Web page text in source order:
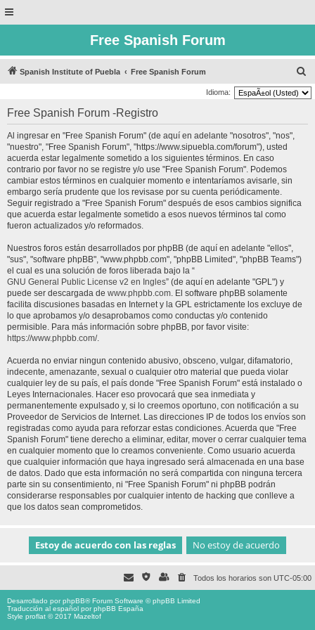
Free Spanish Forum
Spanish Institute of Puebla Free Spanish Forum
u
Idioma:
Free Spanish Forum -Registro
Al ingresar en "Free Spanish Forum" (de aquí en adelante "nosotros", "nos",
"nuestro", "Free Spanish Forum", "https://www.sipuebla.com/forum"), usted
acuerda estar legalmente sometido a los siguientes términos. En caso
contrario por favor no se registre y/o use "Free Spanish Forum". Podemos
cambiar estos términos en cualquier momento e intentaríamos avisarle, sin
embargo sería prudente que los revisase por su cuenta periódicamente.
Seguir registrado a "Free Spanish Forum" después de esos cambios significa
que acuerda estar legalmente sometido a esos nuevos términos tal como
fueron actualizados y/o reformados.
Nuestros foros están desarrollados por phpBB (de aquí en adelante "ellos",
"sus", "software phpBB", "www.phpbb.com", "phpBB Limited", "phpBB Teams")
el cual es una solución de foros liberada bajo la “
GNU General Public License v2 en Ingles” (de aquí en adelante "GPL") y
puede ser descargada de www.phpbb.com. El software phpBB solamente
facilita discusiones basadas en Internet y la GPL estrictamente los excluye de
lo que aprobamos y/o desaprobamos como conductas y/o contenido
permisible. Para más información sobre phpBB, por favor visite:
https://www.phpbb.com/.
Acuerda no enviar ningun contenido abusivo, obsceno, vulgar, difamatorio,
indecente, amenazante, sexual o cualquier otro material que pueda violar
cualquier ley de su país, el país donde "Free Spanish Forum" está instalado o
Leyes Internacionales. Hacer eso provocará que sea inmediata y
permanentemente expulsado y, si lo creemos oportuno, con notificación a su
Proveedor de Servicios de Internet. Las direcciones IP de todos los envíos son
registradas como ayuda para reforzar estas condiciones. Acuerda que "Free
Spanish Forum" tiene derecho a eliminar, editar, mover o cerrar cualquier tema
en cualquier momento que lo creamos conveniente. Como usuario acuerda
que cualquier información que haya ingresado será almacenada en una base
de datos. Dado que esta información no será compartida con ninguna tercera
parte sin su consentimiento, ni "Free Spanish Forum" ni phpBB podrán
considerarse responsables por cualquier intento de hacking que conlleve a
que los datos sean comprometidos.
Todos los horarios son UTC-05:00
Desarrollado porphpBB® Forum Software © phpBB Limited
Traducción al español porphpBB España
Style proflat © 2017 Mazeltof